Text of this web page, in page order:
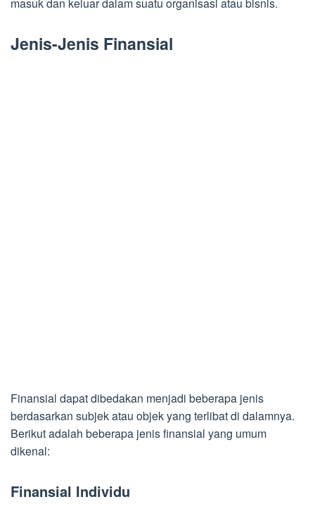
masuk dan keluar dalam suatu organisasi atau bisnis.
Jenis-Jenis Finansial
Finansial dapat dibedakan menjadi beberapa jenis
berdasarkan subjek atau objek yang terlibat di dalamnya.
Berikut adalah beberapa jenis finansial yang umum
dikenal:
Finansial Individu